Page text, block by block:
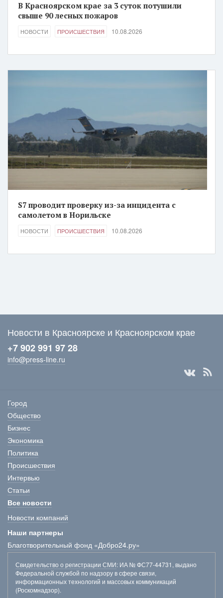
В Красноярском крае за 3 суток потушили
свыше 90 лесных пожаров
НОВОСТИ ПРОИСШЕСТВИЯ 10.08.2026
S7 проводит проверку из-за инцидента с
самолетом в Норильске
НОВОСТИ ПРОИСШЕСТВИЯ 10.08.2026
Новости в Красноярске и Красноярском крае
+7 902 991 97 28
info@press-line.ru
Город
Общество
Бизнес
Экономика
Политика
Происшествия
Интервью
Статьи
Все новости
Новости компаний
Наши партнеры
Благотворительный фонд «Добро24.ру»
Свидетельство о регистрации СМИ: ИА № ФС77-44731, выдано
Федеральной службой по надзору в сфере связи,
информационных технологий и массовых коммуникаций
(Роскомнадзор).